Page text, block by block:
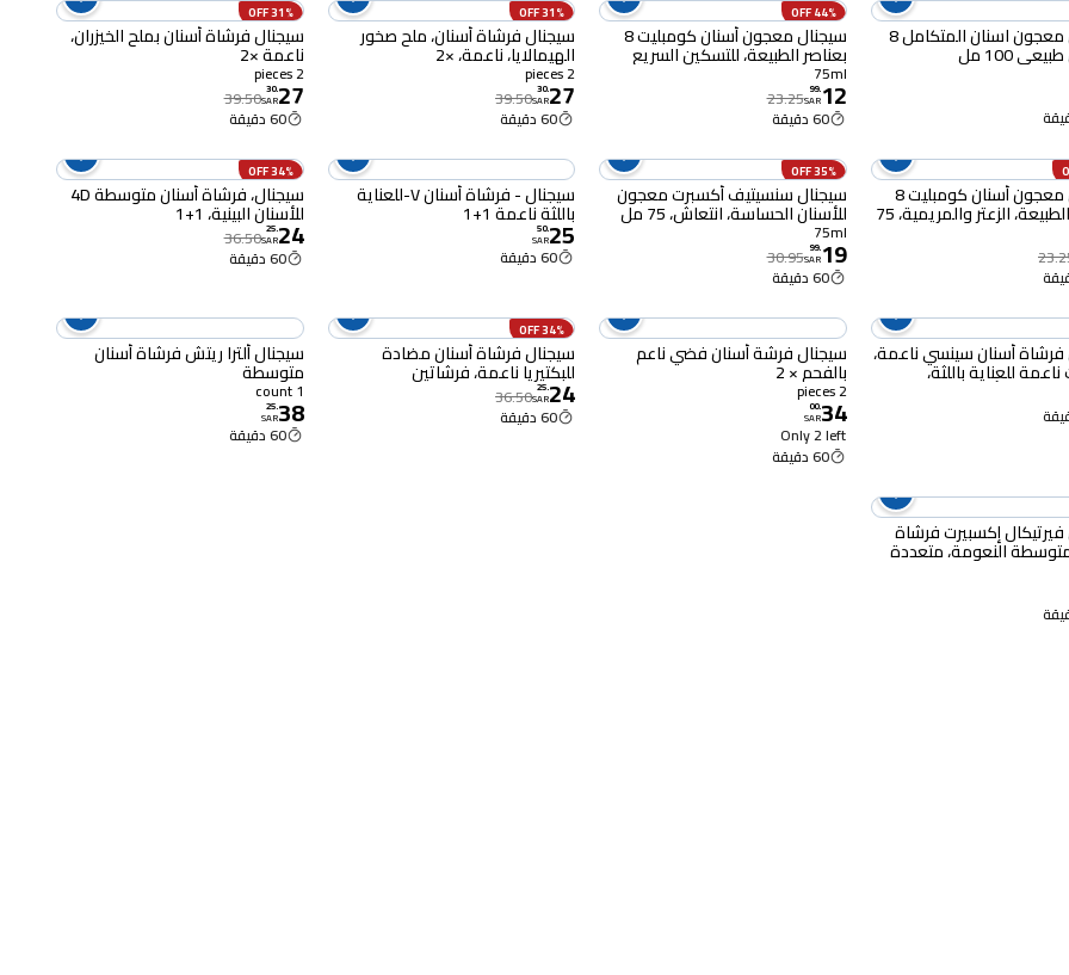
سيجنال معجون اسنان المتكامل 8
100 مل
44% OFF
سيجنال معجون أسنان كومبليت 8
بعناصر الطبيعة، للتسكين السريع
للحساسية، القرنفل، 75 مل
75ml
12
.
99
SAR
23.25
60 دقيقة
31% OFF
سيجنال فرشاة أسنان، ملح صخور
الهيمالايا، ناعمة، ×2
2 pieces
27
.
30
SAR
39.50
60 دقيقة
31% OFF
سيجنال فرشاة أسنان بملح الخيزران،
ناعمة ×2
2 pieces
27
.
30
SAR
39.50
60 دقيقة
سيجنال معجون أسنان كومبليت 8
بعناصر الطبيعة، الزعتر والمريمية، 75
35% OFF
سيجنال سنسيتيف أكسبرت معجون
للأسنان الحساسة، انتعاش، 75 مل
75ml
19
.
99
SAR
30.95
60 دقيقة
سيجنال - فرشاة أسنان V-للعناية
باللثة ناعمة 1+1
25
.
50
SAR
60 دقيقة
34% OFF
سيجنال، فرشاة أسنان متوسطة 4D
للأسنان البينية، 1+1
24
.
25
SAR
36.50
60 دقيقة
فرشاة أسنان سينسي ناعمة،
للعناية باللثة،
أسنان + 1 مجانية
سيجنال فرشة أسنان فضي ناعم
بالفحم × 2
2 pieces
34
.
00
SAR
Only 2 left
60 دقيقة
34% OFF
سيجنال فرشاة أسنان مضادة
للبكتيريا ناعمة، فرشاتين
24
.
25
SAR
36.50
60 دقيقة
سيجنال ألترا ريتش فرشاة أسنان
متوسطة
1 count
38
.
25
SAR
60 دقيقة
إكسبيرت فرشاة
النعومة، متعددة